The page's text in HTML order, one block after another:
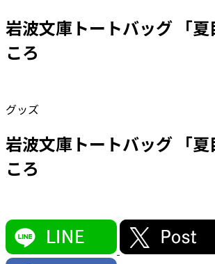
岩波文庫トートバッグ 「夏
ころ
グッズ
岩波文庫トートバッグ 「夏
ころ